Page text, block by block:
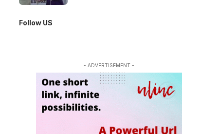
Follow US
- ADVERTISEMENT -